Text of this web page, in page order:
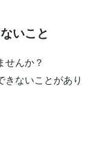
いこと
せんか？
ないことがあり